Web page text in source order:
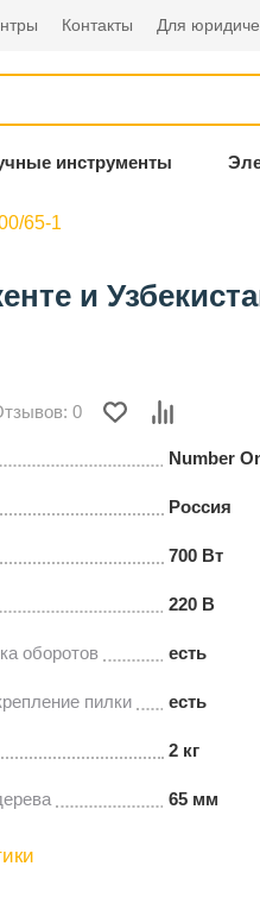
Контакты Для
инструменты
65-1
и
0
Number
Россия
700 Вт
220 В
оборотов есть
пилки есть
2 кг
65 мм